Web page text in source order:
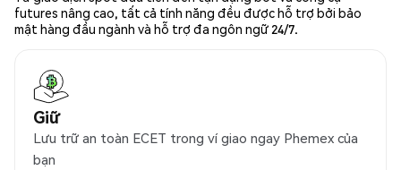
futures nâng cao, tất cả tính năng đều được hỗ trợ bởi bảo
mật hàng đầu ngành và hỗ trợ đa ngôn ngữ 24/7.
Giữ
Lưu trữ an toàn ECET trong ví giao ngay Phemex của
bạn